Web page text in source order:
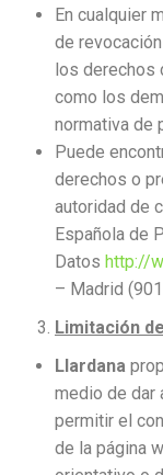
En cualquier
de
los derechos
como los
normativa de
Puede
derechos o
autoridad de
Española de
Datos http://
– Madrid
Limitación
Llardana
medio de dar
permitir el
de la página